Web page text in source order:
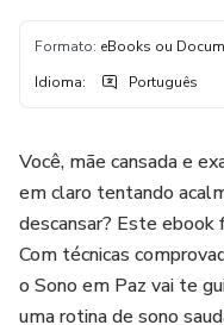
Formato: eBooks ou
Idioma: Português
Você, mãe cansada e
em claro tentando
descansar? Este
Com técnicas
o Sono em Paz vai te
uma rotina de sono